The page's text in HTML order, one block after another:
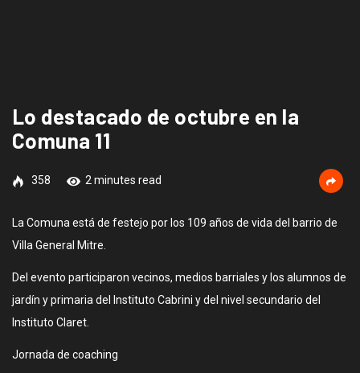
Lo destacado de octubre en la
Comuna 11
358 2 minutes read
La Comuna está de festejo por los 109 años de vida del barrio de
Villa General Mitre.
Del evento participaron vecinos, medios barriales y los alumnos de
jardín y primaria del Instituto Cabrini y del nivel secundario del
Instituto Claret.
Jornada de coaching